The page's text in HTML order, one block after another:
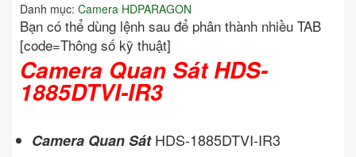
Danh mục: Camera HDPARAGON
Bạn có thể dùng lệnh sau để phân thành nhiều TAB
[code=Thông số kỹ thuật]
Camera Quan Sát HDS-
1885DTVI-IR3
Camera Quan SátHDS-1885DTVI-IR3